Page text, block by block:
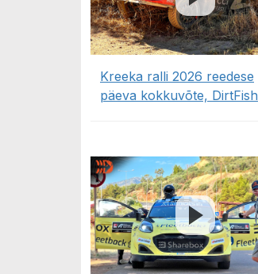
Kreeka ralli 2026 reedese
päeva kokkuvõte, DirtFish